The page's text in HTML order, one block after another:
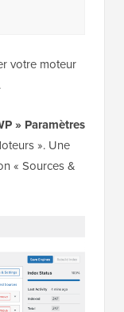
votre moteur
» Paramètres
». Une
« Sources &